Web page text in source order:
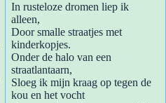
In rusteloze dromen liep ik
alleen,
Door smalle straatjes met
kinderkopjes.
Onder de halo van een
straatlantaarn,
Sloeg ik mijn kraag op tegen de
kou en het vocht